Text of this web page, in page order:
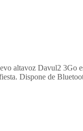
altavoz Davul2 3Go
Dispone de